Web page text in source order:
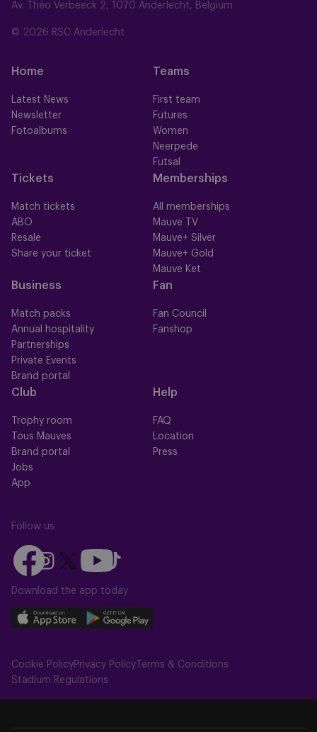
Av. Théo Verbeeck 2, 1070 Anderlecht, Belgium
© 2026 RSC Anderlecht
Home
Latest News
Newsletter
Fotoalbums
Teams
First team
Futures
Women
Neerpede
Futsal
Tickets
Match tickets
ABO
Resale
Share your ticket
Memberships
All memberships
Mauve TV
Mauve+ Silver
Mauve+ Gold
Mauve Ket
Business
Match packs
Annual hospitality
Partnerships
Private Events
Brand portal
Fan
Fan Council
Fanshop
Club
Trophy room
Tous Mauves
Brand portal
Jobs
App
Help
FAQ
Location
Press
Follow us
Follow
us
on
Follow
us
on
Instagram
Follow
on
X
(Twitter)
Follow
us
on
Follow
us
on
TikTok
Download the app today
Download
on
the
Download
on
the
Cookie PolicyPrivacy Policy Terms & Conditions
Stadium Regulations